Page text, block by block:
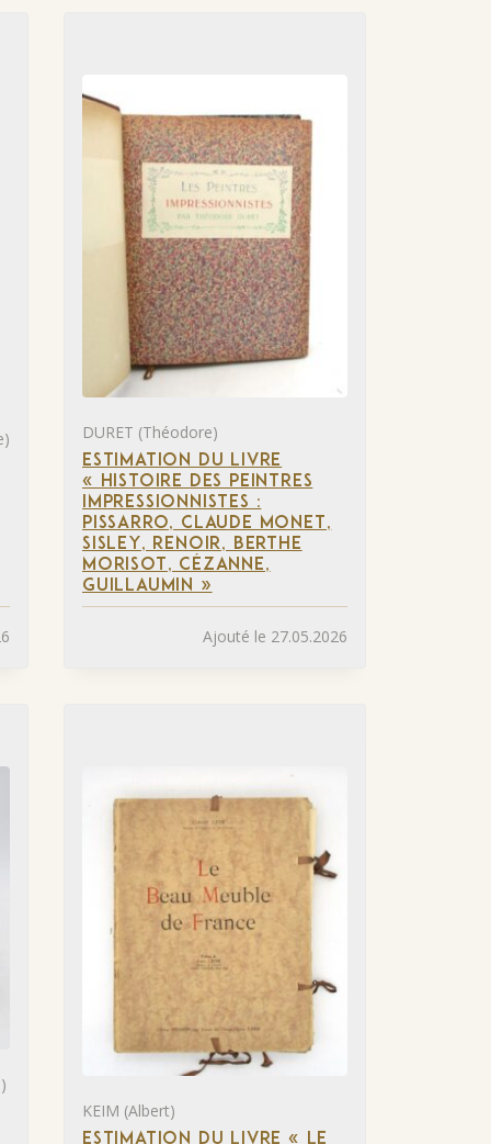
DURET (Théodore)
ESTIMATION DU LIVRE
« HISTOIRE DES PEINTRES
IMPRESSIONNISTES :
PISSARRO, CLAUDE MONET,
SISLEY, RENOIR, BERTHE
MORISOT, CÉZANNE,
GUILLAUMIN »
Ajouté le 27.05.2026
KEIM (Albert)
ESTIMATION DU LIVRE « LE